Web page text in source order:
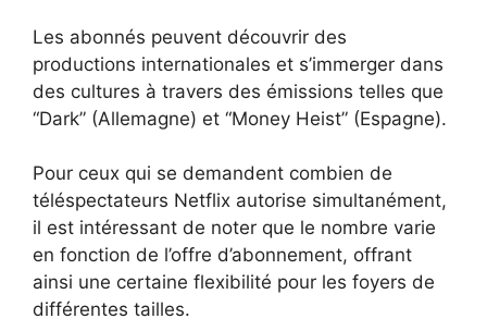
Les abonnés peuvent découvrir des
productions internationales et s’immerger dans
des cultures à travers des émissions telles que
“Dark” (Allemagne) et “Money Heist” (Espagne).
Pour ceux qui se demandent combien de
téléspectateurs Netflix autorise simultanément,
il est intéressant de noter que le nombre varie
en fonction de l’offre d’abonnement, offrant
ainsi une certaine flexibilité pour les foyers de
différentes tailles.